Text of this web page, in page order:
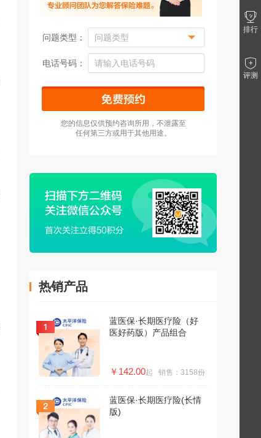
问题类型：
电话号码：
您的信息仅供预约咨询所用，不泄露至
任何第三方或用于其他用途。
热销产品
蓝医保·长期医疗险（好
医好药版）产品组合
￥142.00起 销售：3158份
蓝医保·长期医疗险(长情
版)
排行
评测